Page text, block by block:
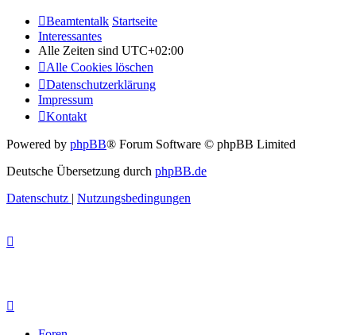
Beamtentalk Startseite
Interessantes
Alle Zeiten sind UTC+02:00
Alle Cookies löschen
Datenschutzerklärung
Impressum
Kontakt
Powered by phpBB® Forum Software © phpBB Limited
Deutsche Übersetzung durch phpBB.de
Datenschutz | Nutzungsbedingungen